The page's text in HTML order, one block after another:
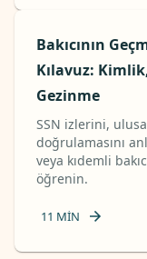
Bakıcının
Kılavuz:
Gezinme
SSN izlerini,
doğrulamasını
veya kıdemli
öğrenin.
11 MIN